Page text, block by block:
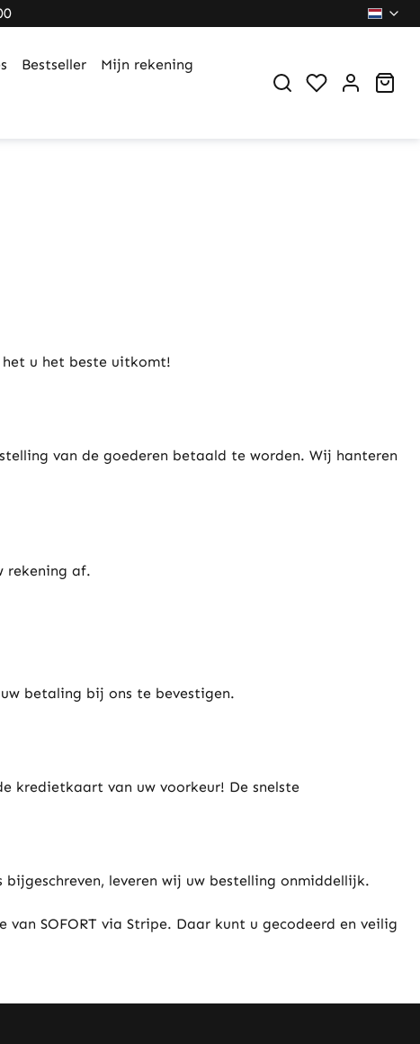
Bestseller Mijn rekening
You have 0
u het beste uitkomt!
van de goederen betaald te worden. Wij hanteren
rekening af.
betaling bij ons te bevestigen.
kredietkaart van uw voorkeur! De snelste
leveren wij uw bestelling onmiddellijk.
SOFORT via Stripe. Daar kunt u gecodeerd en veilig